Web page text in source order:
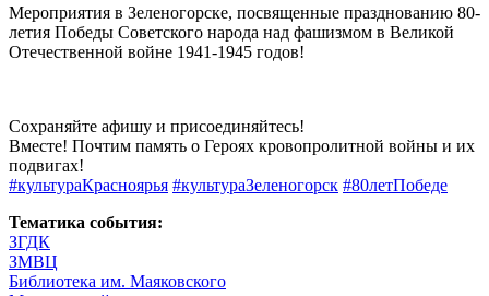
Мероприятия в Зеленогорске, посвященные празднованию 80-
летия Победы Советского народа над фашизмом в Великой
Отечественной войне 1941-1945 годов!
Сохраняйте афишу и присоединяйтесь!
Вместе! Почтим память о Героях кровопролитной войны и их
подвигах!
#культураКрасноярья #культураЗеленогорск #80летПобеде
Тематика события:
ЗГДК
ЗМВЦ
Библиотека им. Маяковского